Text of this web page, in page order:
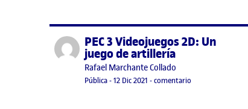
Publicado porPEC 3 Videojuegos 2D: Un
juego de artillería
Publicado por
Rafael Marchante Collado
Visibilidad:
Pública-Fecha de publicación
12 Dic 2021 13 enero, 2022 11:25 pm
-comentario